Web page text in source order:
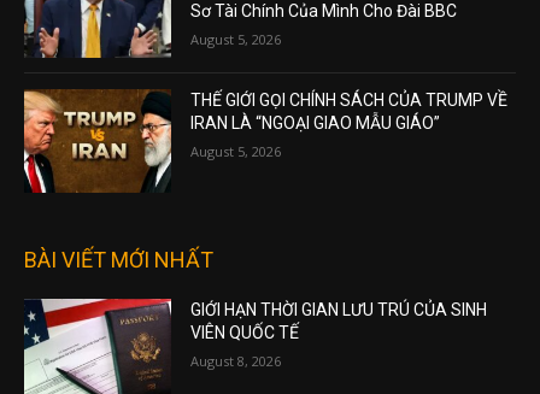
Sơ Tài Chính Của Mình Cho Đài BBC
August 5, 2026
THẾ GIỚI GỌI CHÍNH SÁCH CỦA TRUMP VỀ
IRAN LÀ “NGOẠI GIAO MẪU GIÁO”
August 5, 2026
BÀI VIẾT MỚI NHẤT
GIỚI HẠN THỜI GIAN LƯU TRÚ CỦA SINH
VIÊN QUỐC TẾ
August 8, 2026